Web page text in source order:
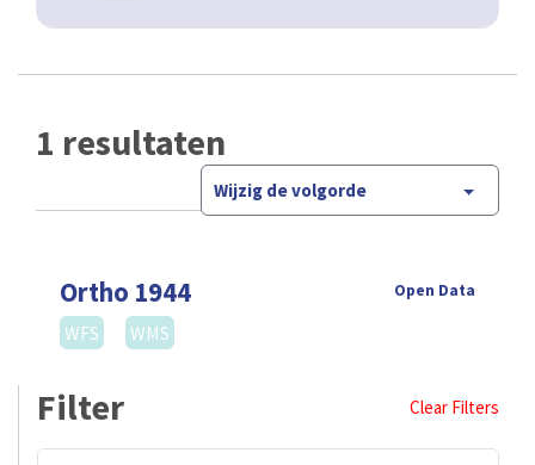
1 resultaten
Wijzig de volgorde
Ortho 1944 Open Data
WFS WMS
Filter Clear Filters